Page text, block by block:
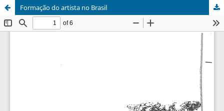
Formação do artista no Brasil